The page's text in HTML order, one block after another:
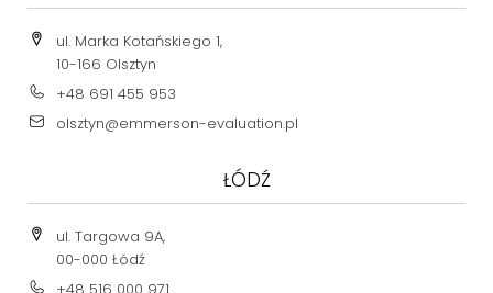
ul. Marka Kotańskiego 1,
10-166 Olsztyn
+48 691 455 953
olsztyn@emmerson-evaluation.pl
ŁÓDŹ
ul. Targowa 9A,
00-000 Łódź